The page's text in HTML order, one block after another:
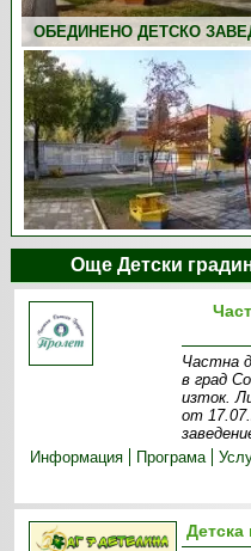
ОБЕДИНЕНО ДЕТСКО
ОБЕДИНЕНО ДЕТСКО
Още Детски
Частна
в град
изток.
от
Информация
Програма